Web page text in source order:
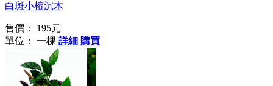
白斑小榕沉木
售價：
195元
單位： 一棵 詳細 購買